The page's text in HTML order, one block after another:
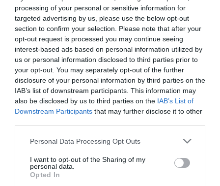
processing of your personal or sensitive information for
targeted advertising by us, please use the below opt-out
section to confirm your selection. Please note that after your
opt-out request is processed you may continue seeing
interest-based ads based on personal information utilized by
us or personal information disclosed to third parties prior to
your opt-out. You may separately opt-out of the further
disclosure of your personal information by third parties on the
IAB’s list of downstream participants. This information may
also be disclosed by us to third parties on the IAB’s List of
Downstream Participants that may further disclose it to other
Please note that this website/app uses one or more Google
not limited to your visit or usage behaviour. You may click to
grant or deny consent to Google and its third-party tags to
use your data for below specified purposes in below Google
Personal Data Processing Opt Outs
I want to opt-out of the Sharing of my
personal data.
Opted In
filézésének sikeréhez. Azok számára, akik még tovább
tökéletesíteni szeretnék ezt a tudásukat, javasolt
gyakorlati tanfolyamokon, vagy akár tényleg hozzáértő
ember mellett valós tényleges tapasztalatot szerezni.
Ha meg akarod tudni mennyire kevés vagy, akkor kattints a
videóra és figyeld a szőke lány kezét és kését: